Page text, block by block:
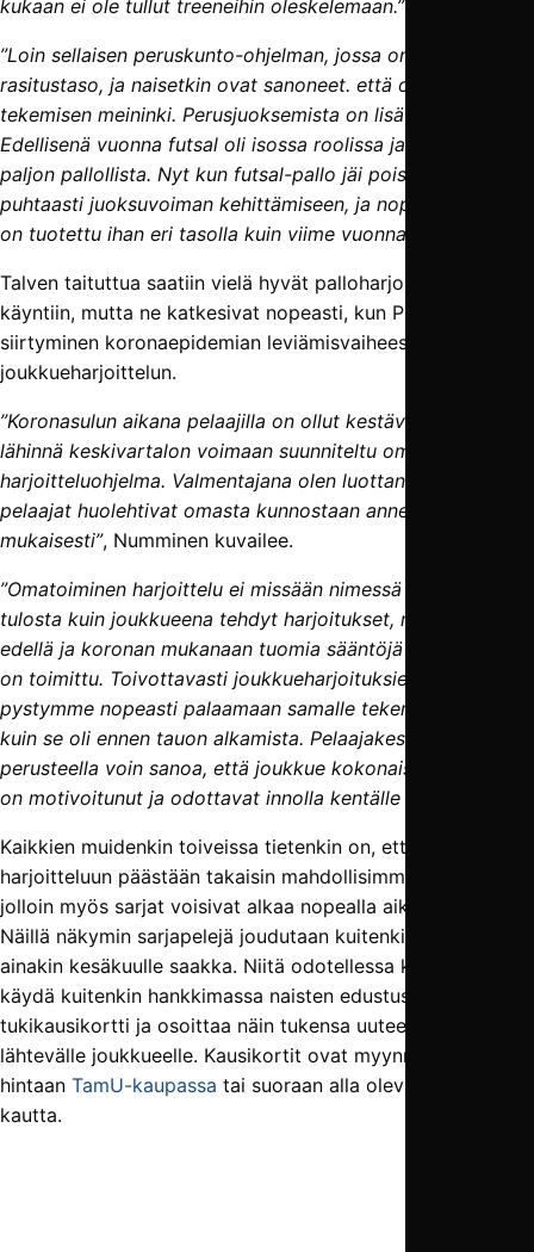
kukaan ei ole tullut treeneihin oleskelemaan.”
”Loin sellaisen peruskunto-ohjelman, jossa on aika korkea
rasitustaso, ja naisetkin ovat sanoneet. että on ollut hyvä
tekemisen meininki. Perusjuoksemista on lisätty paljon.
Edellisenä vuonna futsal oli isossa roolissa ja harjoittelu oli
paljon pallollista. Nyt kun futsal-pallo jäi pois, keskityttiin
puhtaasti juoksuvoiman kehittämiseen, ja nopeusvoimaa
on tuotettu ihan eri tasolla kuin viime vuonna.”
Talven taituttua saatiin vielä hyvät palloharjoitukset
käyntiin, mutta ne katkesivat nopeasti, kun Pirkanmaan
siirtyminen koronaepidemian leviämisvaiheeseen katkaisi
joukkueharjoittelun.
”Koronasulun aikana pelaajilla on ollut kestävyyteen ja
lähinnä keskivartalon voimaan suunniteltu omatoiminen
harjoitteluohjelma. Valmentajana olen luottanut siihen, että
pelaajat huolehtivat omasta kunnostaan annetun ohjelman
mukaisesti”, Numminen kuvailee.
”Omatoiminen harjoittelu ei missään nimessä tuota samaa
tulosta kuin joukkueena tehdyt harjoitukset, mutta terveys
edellä ja koronan mukanaan tuomia sääntöjä noudattaen
on toimittu. Toivottavasti joukkueharjoituksien alkaessa
pystymme nopeasti palaamaan samalle tekemisen tasolle,
kuin se oli ennen tauon alkamista. Pelaajakeskusteluiden
perusteella voin sanoa, että joukkue kokonaisuudessaan
on motivoitunut ja odottavat innolla kentälle pääsyä.”
Kaikkien muidenkin toiveissa tietenkin on, että normaaliin
harjoitteluun päästään takaisin mahdollisimman pian,
jolloin myös sarjat voisivat alkaa nopealla aikataululla.
Näillä näkymin sarjapelejä joudutaan kuitenkin odottamaan
ainakin kesäkuulle saakka. Niitä odotellessa kannattaa
käydä kuitenkin hankkimassa naisten edustusjoukkueen
tukikausikortti ja osoittaa näin tukensa uuteen sarjaan
lähtevälle joukkueelle. Kausikortit ovat myynnissä 15 euron
hintaan TamU-kaupassa tai suoraan alla olevan napin
kautta.